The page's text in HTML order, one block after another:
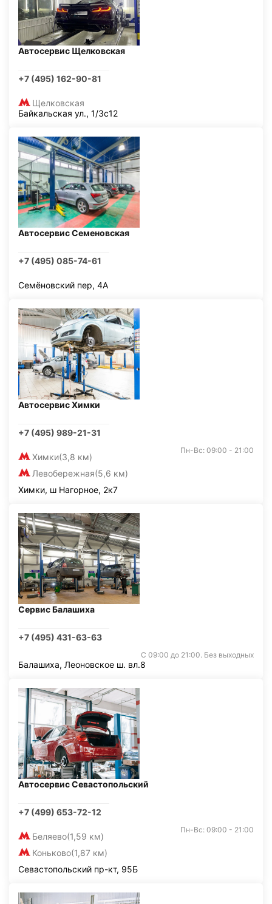
Автосервис Щелковская
+7 (495) 162-90-81
Щелковская
Байкальская ул., 1/3с12
Автосервис Семеновская
+7 (495) 085-74-61
Семёновский пер, 4А
Автосервис Химки
+7 (495) 989-21-31
Химки(3,8 км)
Левобережная(5,6 км)
Пн-Вс: 09:00 - 21:00
Химки, ш Нагорное, 2к7
Сервис Балашиха
+7 (495) 431-63-63
С 09:00 до 21:00. Без выходных
Балашиха, Леоновское ш. вл.8
Автосервис Севастопольский
+7 (499) 653-72-12
Беляево(1,59 км)
Коньково(1,87 км)
Пн-Вс: 09:00 - 21:00
Севастопольский пр-кт, 95Б